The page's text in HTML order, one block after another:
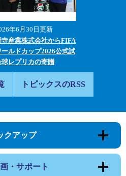
年6月30日更新
寺産業株式会社からFIFA
ールドカップ2026公式試
球レプリカの寄贈
トピックスのRSS
クアップ
・サポート